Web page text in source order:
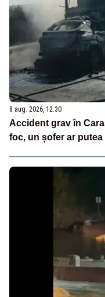
8 aug. 2026, 12:30
Accident grav în
foc, un șofer ar putea